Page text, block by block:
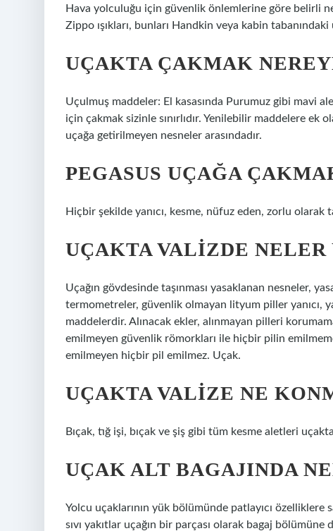
Hava yolculuğu için güvenlik önlemlerine göre belirli
Zippo ışıkları, bunları Handkin veya kabin
UÇAKTA ÇAKMAK
Uçulmuş maddeler: El kasasında Purumuz gibi mavi
için çakmak sizinle sınırlıdır. Yenilebilir maddelere ek
uçağa getirilmeyen nesneler arasındadır.
PEGASUS UÇAĞA
Hiçbir şekilde yanıcı, kesme, nüfuz eden, zorlu olarak
UÇAKTA VALIZDE NELER
Uçağın gövdesinde taşınması yasaklanan nesneler,
termometreler, güvenlik olmayan lityum piller yanıcı,
maddelerdir. Alınacak ekler, alınmayan pilleri
emilmeyen güvenlik römorkları ile hiçbir pilin
emilmeyen hiçbir pil emilmez. Uçak.
UÇAKTA VALIZE NE
Bıçak, tığ işi, bıçak ve şiş gibi tüm kesme aletleri
UÇAK ALT BAGAJINDA
Yolcu uçaklarının yük bölümünde patlayıcı
sıvı yakıtlar uçağın bir parçası olarak bagaj